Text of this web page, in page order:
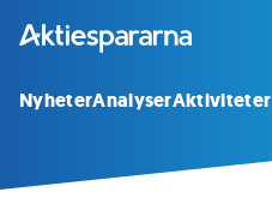
NyheterAnalyserAktiviteter